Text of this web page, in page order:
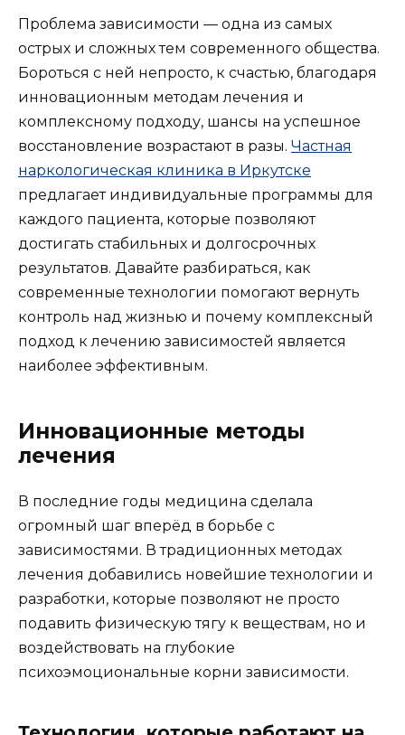
Проблема зависимости — одна из самых
острых и сложных тем современного общества.
Бороться с ней непросто, к счастью, благодаря
инновационным методам лечения и
комплексному подходу, шансы на успешное
восстановление возрастают в разы. Частная
наркологическая клиника в Иркутске
предлагает индивидуальные программы для
каждого пациента, которые позволяют
достигать стабильных и долгосрочных
результатов. Давайте разбираться, как
современные технологии помогают вернуть
контроль над жизнью и почему комплексный
подход к лечению зависимостей является
наиболее эффективным.
Инновационные методы
лечения
В последние годы медицина сделала
огромный шаг вперёд в борьбе с
зависимостями. В традиционных методах
лечения добавились новейшие технологии и
разработки, которые позволяют не просто
подавить физическую тягу к веществам, но и
воздействовать на глубокие
психоэмоциональные корни зависимости.